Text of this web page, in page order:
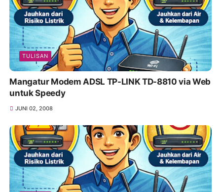
TULISAN
Mangatur Modem ADSL TP-LINK TD-8810 via Web
untuk Speedy
JUNI 02, 2008